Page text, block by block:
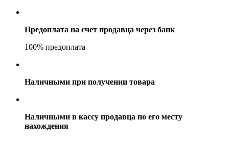
Предоплата на счет продавца через банк
100% предоплата
Наличными при получении товара
Наличными в кассу продавца по его месту
нахождения